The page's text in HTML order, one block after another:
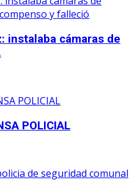
instalaba cámaras de
POLICIAL